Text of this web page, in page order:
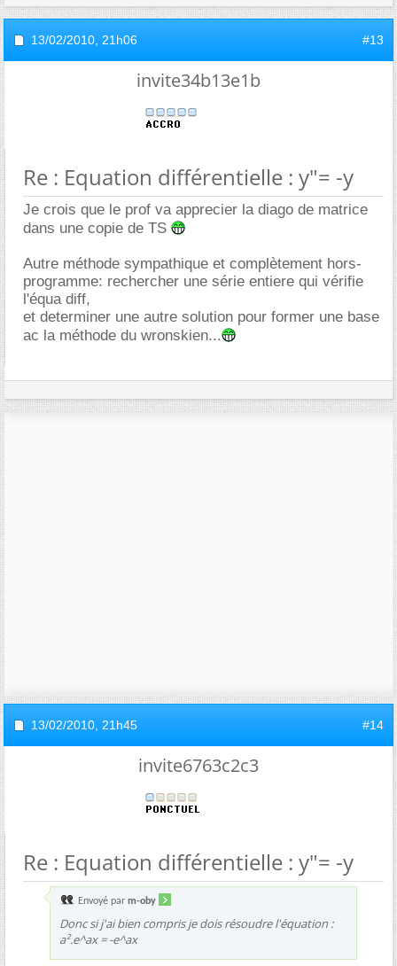
13/02/2010, 21h06 #13
invite34b13e1b
Re : Equation différentielle : y"= -y
Je crois que le prof va apprecier la diago de matrice
dans une copie de TS
Autre méthode sympathique et complètement hors-
programme: rechercher une série entiere qui vérifie
l'équa diff,
et determiner une autre solution pour former une base
ac la méthode du wronskien...
13/02/2010, 21h45 #14
invite6763c2c3
Re : Equation différentielle : y"= -y
Envoyé par m-oby
Donc si j'ai bien compris je dois résoudre l'équation :
a².e^ax = -e^ax